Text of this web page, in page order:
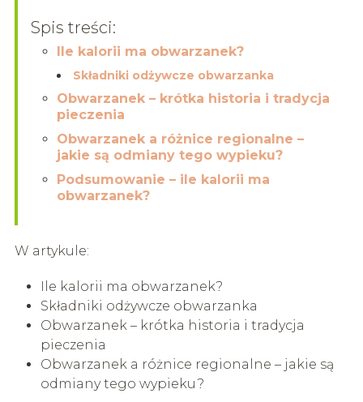
Spis treści:
Ile kalorii ma obwarzanek?
Składniki odżywcze obwarzanka
Obwarzanek – krótka historia i tradycja
pieczenia
Obwarzanek a różnice regionalne –
jakie są odmiany tego wypieku?
Podsumowanie – ile kalorii ma
obwarzanek?
W artykule:
Ile kalorii ma obwarzanek?
Składniki odżywcze obwarzanka
Obwarzanek – krótka historia i tradycja
pieczenia
Obwarzanek a różnice regionalne – jakie są
odmiany tego wypieku?